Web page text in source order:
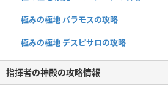
極みの極地 バラモスの攻略
極みの極地 デスピサロの攻略
指揮者の神殿の攻略情報